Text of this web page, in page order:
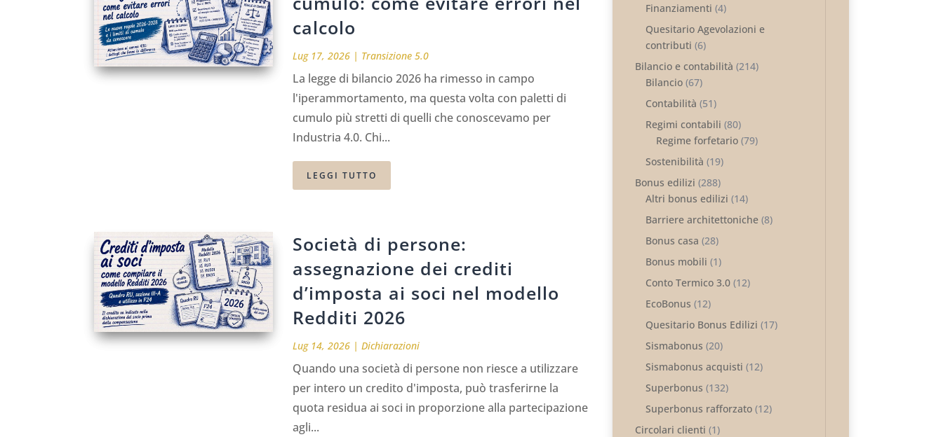
calcolo
Lug 17, 2026| Transizione 5.0
La legge di bilancio 2026 ha rimesso in campo
l'iperammortamento, ma questa volta con paletti di
cumulo più stretti di quelli che conoscevamo per
Industria 4.0. Chi...
LEGGI TUTTO
Società di persone:
assegnazione dei crediti
d’imposta ai soci nel modello
Redditi 2026
Lug 14, 2026| Dichiarazioni
Quando una società di persone non riesce a utilizzare
per intero un credito d'imposta, può trasferirne la
quota residua ai soci in proporzione alla partecipazione
agli...
Finanziamenti (4)
Quesitario Agevolazioni e
contributi (6)
Bilancio e contabilità (214)
Bilancio(67)
Contabilità (51)
Regimi contabili (80)
Regime forfetario(79)
Sostenibilità (19)
Bonus edilizi (288)
Altri bonus edilizi (14)
Barriere architettoniche(8)
Bonus casa (28)
Bonus mobili (1)
Conto Termico 3.0(12)
EcoBonus (12)
Quesitario Bonus Edilizi (17)
Sismabonus (20)
Sismabonus acquisti (12)
Superbonus (132)
Superbonus rafforzato(12)
Circolari clienti (1)